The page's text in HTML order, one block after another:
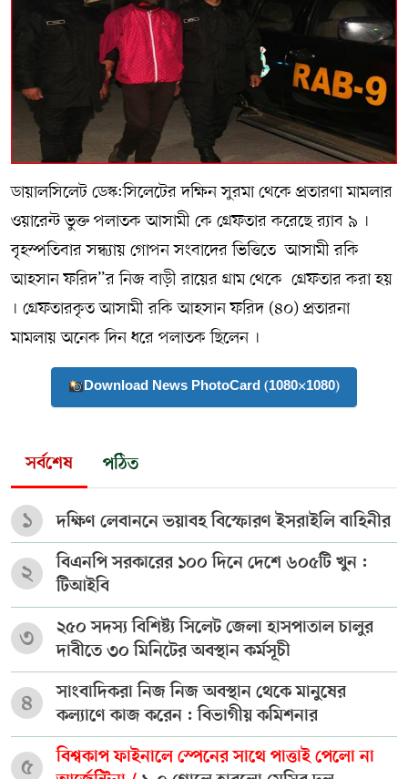
ডায়ালসিলেট ডেস্ক:সিলেটের দক্ষিন সুরমা থেকে প্রতারণা মামলার
ওয়ারেন্ট ভুক্ত পলাতক আসামী কে গ্রেফতার করেছে র‌্যাব ৯ ।
বৃহস্পতিবার সন্ধ্যায় গোপন সংবাদের ভিত্তিতে আসামী রকি
আহসান ফরিদ”র নিজ বাড়ী রায়ের গ্রাম থেকে গ্রেফতার করা হয়
। গ্রেফতারকৃত আসামী রকি আহসান ফরিদ (৪০) প্রতারনা
মামলায় অনেক দিন ধরে পলাতক ছিলেন ।
Download News PhotoCard (1080×1080)
সর্বশেষ পঠিত
১ দক্ষিণ লেবাননে ভয়াবহ বিস্ফোরণ ইসরাইলি বাহিনীর
২
বিএনপি সরকারের ১০০ দিনে দেশে ৬০৫টি খুন :
টিআইবি
৩
২৫০ সদস্য বিশিষ্ট্য সিলেট জেলা হাসপাতাল চালুর
দাবীতে ৩০ মিনিটের অবস্থান কর্মসূচী
৪
সাংবাদিকরা নিজ নিজ অবস্থান থেকে মানুষের
কল্যাণে কাজ করেন : বিভাগীয় কমিশনার
৫
বিশ্বকাপ ফাইনালে স্পেনের সাথে পাত্তাই পেলো না
সম্পাদকীয় কলাম
DIAL SYLHET